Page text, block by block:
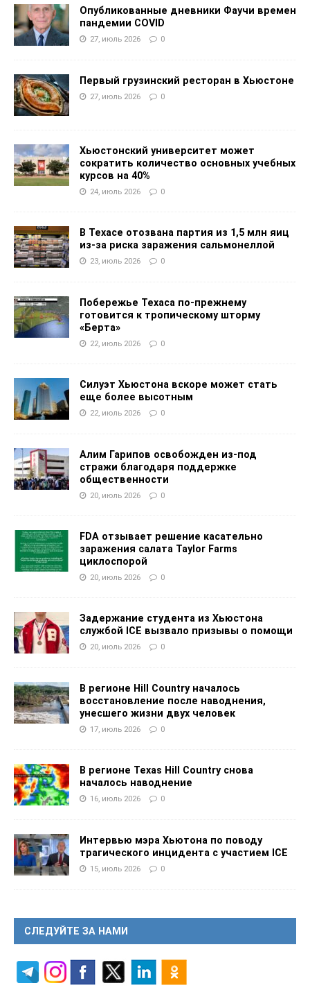
Опубликованные дневники Фаучи времен
пандемии COVID
27, июль 2026 0
Первый грузинский ресторан в Хьюстоне
27, июль 2026 0
Хьюстонский университет может
сократить количество основных учебных
курсов на 40%
24, июль 2026 0
В Техасе отозвана партия из 1,5 млн яиц
из-за риска заражения сальмонеллой
23, июль 2026 0
Побережье Техаса по-прежнему
готовится к тропическому шторму
«Берта»
22, июль 2026 0
Силуэт Хьюстона вскоре может стать
еще более высотным
22, июль 2026 0
Алим Гарипов освобожден из-под
стражи благодаря поддержке
общественности
20, июль 2026 0
FDA отзывает решение касательно
заражения салата Taylor Farms
циклоспорой
20, июль 2026 0
Задержание студента из Хьюстона
службой ICE вызвало призывы о помощи
20, июль 2026 0
В регионе Hill Country началось
восстановление после наводнения,
унесшего жизни двух человек
17, июль 2026 0
В регионе Texas Hill Country снова
началось наводнение
16, июль 2026 0
Интервью мэра Хьютона по поводу
трагического инцидента с участием ICE
15, июль 2026 0
СЛЕДУЙТЕ ЗА НАМИ